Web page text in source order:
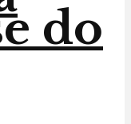
do